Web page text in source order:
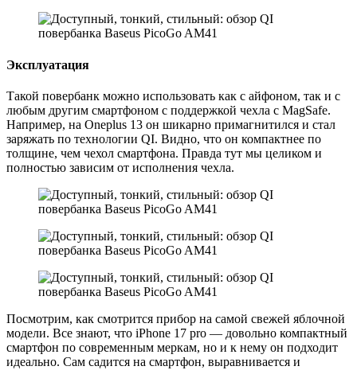
Эксплуатация
Такой повербанк можно использовать как с айфоном, так и с
любым другим смартфоном с поддержкой чехла с MagSafe.
Например, на Oneplus 13 он шикарно примагнитился и стал
заряжать по технологии QI. Видно, что он компактнее по
толщине, чем чехол смартфона. Правда тут мы целиком и
полностью зависим от исполнения чехла.
Посмотрим, как смотрится прибор на самой свежей яблочной
модели. Все знают, что iPhone 17 pro — довольно компактный
смартфон по современным меркам, но и к нему он подходит
идеально. Сам садится на смартфон, выравнивается и